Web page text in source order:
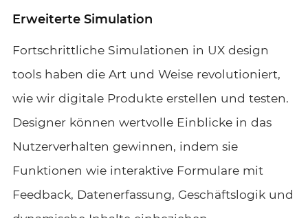
Erweiterte Simulation
Fortschrittliche Simulationen in UX design
tools haben die Art und Weise revolutioniert,
wie wir digitale Produkte erstellen und testen.
Designer können wertvolle Einblicke in das
Nutzerverhalten gewinnen, indem sie
Funktionen wie interaktive Formulare mit
Feedback, Datenerfassung, Geschäftslogik und